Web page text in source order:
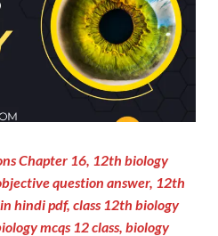
Chapter 16, 12th biology
question answer, 12th
hindi pdf, class 12th biology
mcqs 12 class, biology